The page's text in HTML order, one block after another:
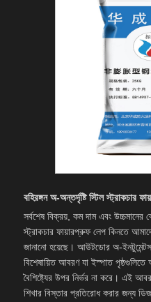
বহিরঙ্গন অ-অন্তর্দৃষ্টি স্টিল স্ট্রাকচার
সর্বশেষ বিক্রয়, কম দাম এবং
স্ট্রাকচার ফায়ারপ্রুফ লেপ কিনতে
জানানো হয়েছে। আউটডোর অ-
বিশেষায়িত আবরণ যা ইস্পাত
বৈশিষ্ট্যের উপর নির্ভর না করে। এই
শিখার বিস্তার প্রতিরোধ করার জন্য